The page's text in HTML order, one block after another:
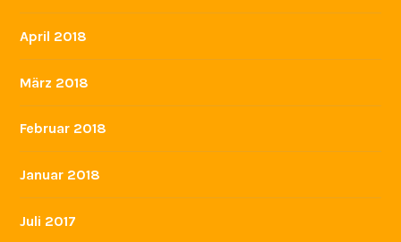
April 2018
März 2018
Februar 2018
Januar 2018
Juli 2017